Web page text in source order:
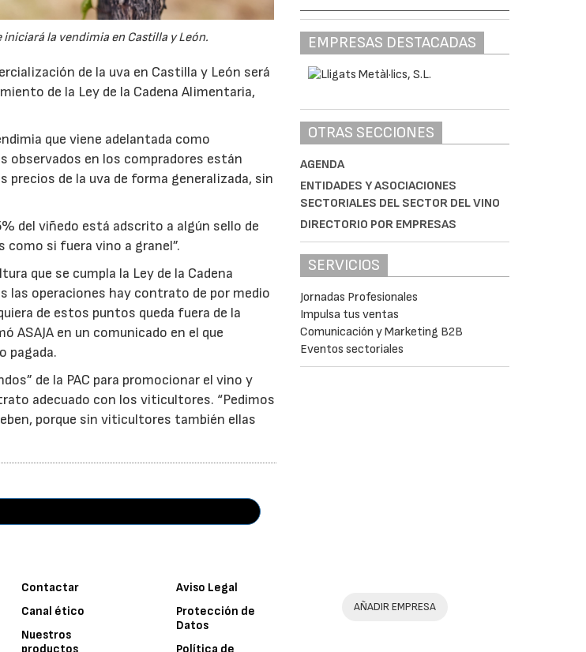
la vendimia en Castilla y León.
de la uva en Castilla y León será
de la Ley de la Cadena Alimentaria,
que viene adelantada como
observados en los compradores están
de la uva de forma generalizada, sin
del viñedo está adscrito a algún sello de
como si fuera vino a granel”.
que se cumpla la Ley de la Cadena
las operaciones hay contrato de por medio
de estos puntos queda fuera de la
ASAJA en un comunicado en el que
pagada.
de la PAC para promocionar el vino y
adecuado con los viticultores. “Pedimos
porque sin viticultores también ellas
EMPRESAS DESTACADAS
OTRAS SECCIONES
AGENDA
ENTIDADES Y ASOCIACIONES
SECTORIALES DEL SECTOR DEL VINO
DIRECTORIO POR EMPRESAS
SERVICIOS
Jornadas Profesionales
Impulsa tus ventas
Comunicación y Marketing B2B
Eventos sectoriales
Contactar
Canal ético
Nuestros
Aviso Legal
Protección de
Datos
AÑADIR EMPRESA